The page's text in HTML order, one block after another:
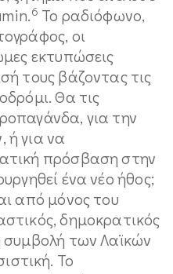
6 Το ραδιόφωνο,
οι
εκτυπώσεις
τους βάζοντας τις
Θα τις
για την
για να
πρόσβαση στην
ένα νέο ήθος;
από μόνος του
δημοκρατικός
συμβολή των Λαϊκών
Το